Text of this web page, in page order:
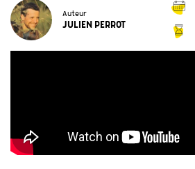
Auteur
JULIEN PERROT